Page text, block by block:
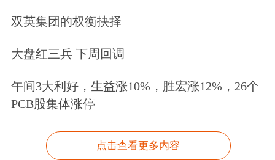
资料显示，公司主营业务为智能控制技
术应用产品的研发、生产和销售，以及
家用电器 领域的
双英集团的权衡抉择
大盘红三兵 下周回调
午间3大利好，生益涨10%，胜宏涨12%，26个
PCB股集体涨停
点击查看更多内容